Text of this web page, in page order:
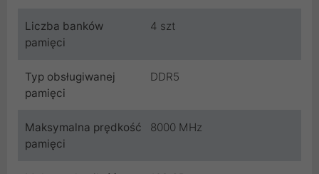
Liczba banków
pamięci
4 szt
Typ obsługiwanej
pamięci
DDR5
Maksymalna prędkość
pamięci
8000 MHz